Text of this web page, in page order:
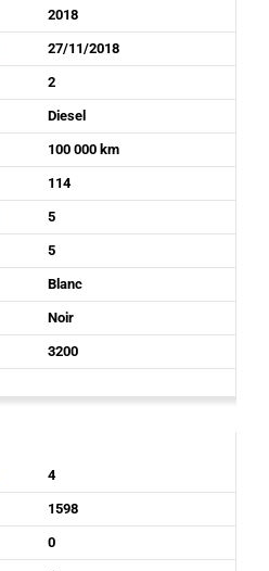
2018
27/11/2018
2
Diesel
100 000 km
114
5
5
Blanc
Noir
3200
4
1598
0